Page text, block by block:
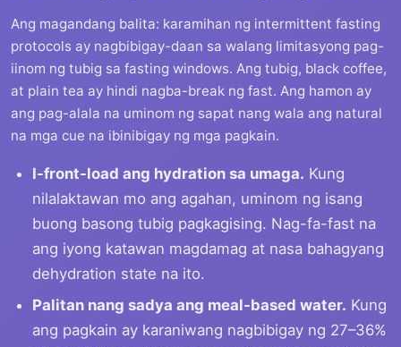
Ang magandang balita: karamihan ng intermittent fasting
protocols ay nagbibigay-daan sa walang limitasyong pag-
iinom ng tubig sa fasting windows. Ang tubig, black coffee,
at plain tea ay hindi nagba-break ng fast. Ang hamon ay
ang pag-alala na uminom ng sapat nang wala ang natural
na mga cue na ibinibigay ng mga pagkain.
I-front-load ang hydration sa umaga. Kung
nilalaktawan mo ang agahan, uminom ng isang
buong basong tubig pagkagising. Nag-fa-fast na
ang iyong katawan magdamag at nasa bahagyang
dehydration state na ito.
Palitan nang sadya ang meal-based water. Kung
ang pagkain ay karaniwang nagbibigay ng 27–36%